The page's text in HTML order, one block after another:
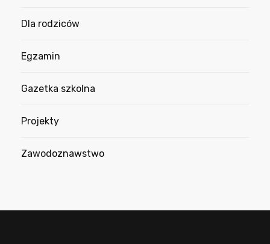
Dla rodziców
Egzamin
Gazetka szkolna
Projekty
Zawodoznawstwo